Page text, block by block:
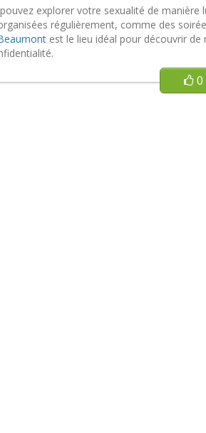
explorer votre sexualité de manière
régulièrement, comme des
est le lieu idéal pour découvrir de
0